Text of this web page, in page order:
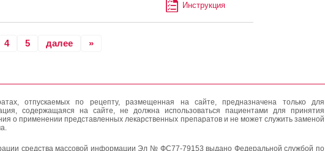
Инструкция
4 5 далее »
отпускаемых по рецепту, размещенная на сайте, предназначена только для
содержащаяся на сайте, не должна использоваться пациентами для принятия
о применении представленных лекарственных препаратов и не может служить заменой
средства массовой информации Эл № ФС77-79153 выдано Федеральной службой по